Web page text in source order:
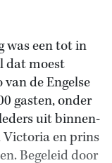
was een tot in
dat moest
de Engelse
gasten, onder
uit binnen-
en prins
Begeleid door